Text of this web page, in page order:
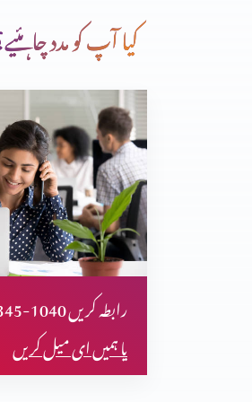
بچے کی مانند خدا کو قبول کرنا
خدا کے چنے ہوئے لوگ
وہ سب چیزوں کو نیا بنا
برکت کو ضائع کرنا
کیا آپ کو مدد
+27-73-345-1040 رابطہ کریں
یا ہمیں ای میل کریں